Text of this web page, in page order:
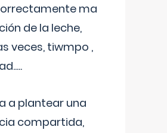
ma
de la leche,
veces, tiwmpo ,
a plantear una
compartida,